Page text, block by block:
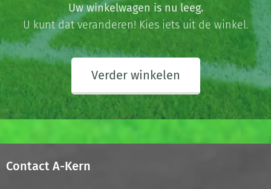
Uw winkelwagen is nu leeg.
U kunt dat veranderen! Kies iets uit de winkel.
Verder winkelen
Contact A-Kern